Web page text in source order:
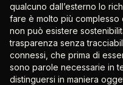
qualcuno dall’esterno lo
fare è molto più complesso
non può esistere
trasparenza senza
connessi, che prima di
sono parole necessarie in
distinguersi in maniera